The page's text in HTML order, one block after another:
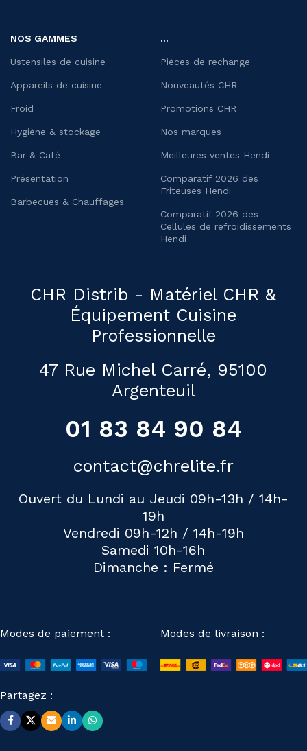
NOS GAMMES
Ustensiles de cuisine
Appareils de cuisine
Froid
Hygiène & stockage
Bar & Café
Présentation
Barbecues & Chauffages
...
Pièces de rechange
Nouveautés CHR
Promotions CHR
Nos marques
Meilleures ventes Hendi
Comparatif 2026 des
Friteuses Hendi
Comparatif 2026 des
Cellules de refroidissements
Hendi
CHR Distrib - Matériel CHR &
Équipement Cuisine
Professionnelle
47 Rue Michel Carré, 95100
Argenteuil
01 83 84 90 84
contact@chrelite.fr
Ouvert du Lundi au Jeudi 09h-13h / 14h-
19h
Vendredi 09h-12h / 14h-19h
Samedi 10h-16h
Dimanche : Fermé
Modes de paiement : Modes de livraison :
Partagez :